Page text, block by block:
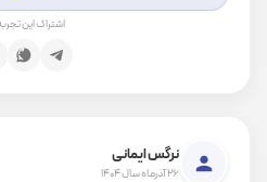
اشتراک این
نرگس ایمانی
26 آذرماه سال 1404